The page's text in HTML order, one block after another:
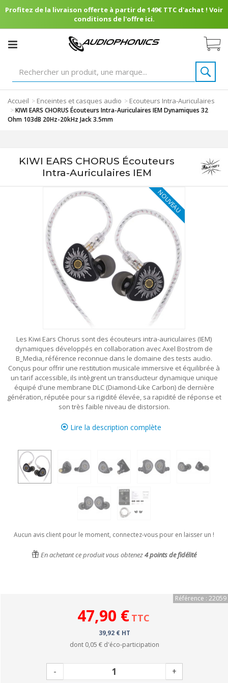
Profitez de la livraison offerte à partir de 149€ TTC d'achat ! Voir
conditions de l'offre ici.
Accueil > Enceintes et casques audio > Ecouteurs Intra-Auriculaires
>KIWI EARS CHORUS Écouteurs Intra-Auriculaires IEM Dynamiques 32
Ohm 103dB 20Hz-20kHz Jack 3.5mm
KIWI EARS CHORUS Écouteurs
Intra-Auriculaires IEM
NOUVEAU
Les Kiwi Ears Chorus sont des écouteurs intra-auriculaires (IEM)
dynamiques développés en collaboration avec Axel Bostrom de
B_Media, référence reconnue dans le domaine des tests audio.
Conçus pour offrir une restitution musicale immersive et équilibrée à
un tarif accessible, ils intègrent un transducteur dynamique unique
équipé d'une membrane DLC (Diamond-Like Carbon) de dernière
génération, réputée pour sa rigidité élevée, sa rapidité de réponse et
son très faible niveau de distorsion.
Lire la description complète
Aucun avis client pour le moment, connectez-vous pour en laisser un !
En achetant ce produit vous obtenez4points de fidélité
Référence : 22059
47,90 € TTC
39,92 € HT
dont 0,05 € d'éco-participation
- +